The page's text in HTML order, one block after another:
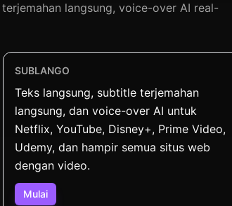
langsung, voice-over AI real-
SUBLANGO
Teks langsung, subtitle terjemahan
langsung, dan voice-over AI untuk
Netflix, YouTube, Disney+, Prime Video,
Udemy, dan hampir semua situs web
dengan video.
Mulai